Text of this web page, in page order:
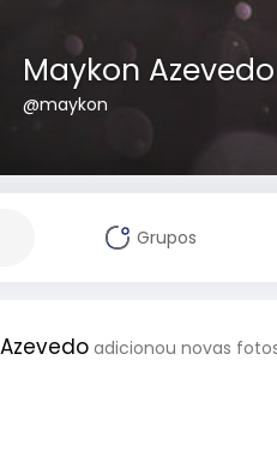
Maykon Azevedo
@maykon
Grupos
adicionou novas